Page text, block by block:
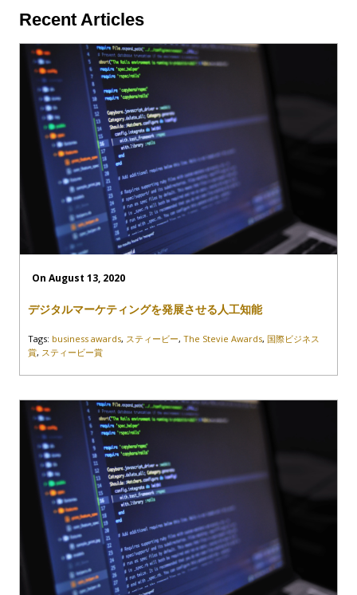
Recent Articles
On August 13, 2020
デジタルマーケティングを発展させる人工知能
Tags: business awards, スティービー, The Stevie Awards, 国際ビジネス
賞, スティービー賞